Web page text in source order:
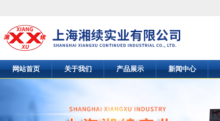
网站首页 关于我们 产品展示 新闻中心